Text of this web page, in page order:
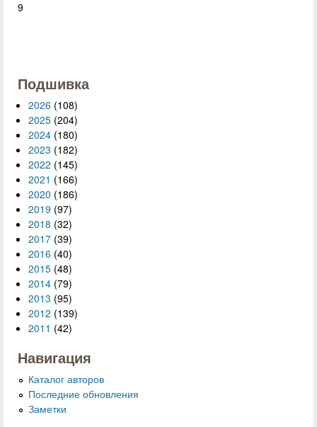
9
Подшивка
2026 (108)
2025 (204)
2024 (180)
2023 (182)
2022 (145)
2021 (166)
2020 (186)
2019 (97)
2018 (32)
2017 (39)
2016 (40)
2015 (48)
2014 (79)
2013 (95)
2012 (139)
2011 (42)
Навигация
Каталог авторов
Последние обновления
Заметки